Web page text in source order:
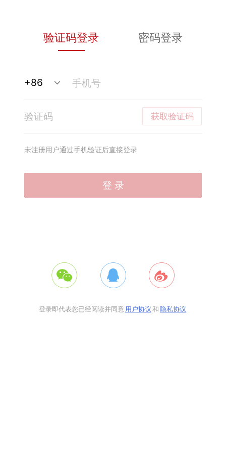
验证码登录 密码登录
获取验证码
未注册用户通过手机验证后直接登录
登 录
登录即代表您已经阅读并同意用户协议和隐私协议